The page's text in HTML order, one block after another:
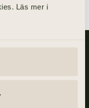
Läs mer i
hjälper vi kunder